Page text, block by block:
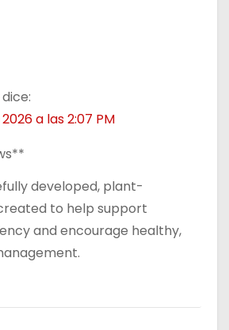
dice:
a las 2:07 PM
developed, plant-
to help support
and encourage healthy,